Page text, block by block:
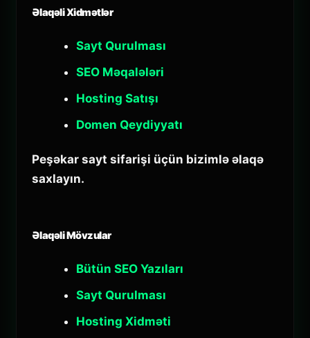
Əlaqəli Xidmətlər
Sayt Qurulması
SEO Məqalələri
Hosting Satışı
Domen Qeydiyyatı
Peşəkar sayt sifarişi üçün bizimlə əlaqə
saxlayın.
Əlaqəli Mövzular
Bütün SEO Yazıları
Sayt Qurulması
Hosting Xidməti